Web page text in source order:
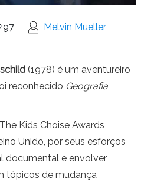
97 Melvin Mueller
(1978) é um aventureiro
reconhecido Geografia
Kids Choise Awards
Unido, por seus esforços
documental e envolver
tópicos de mudança